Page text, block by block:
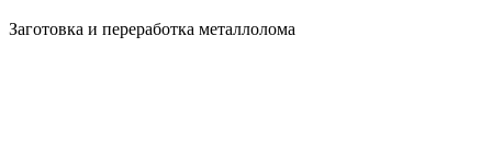
Заготовка и переработка металлолома